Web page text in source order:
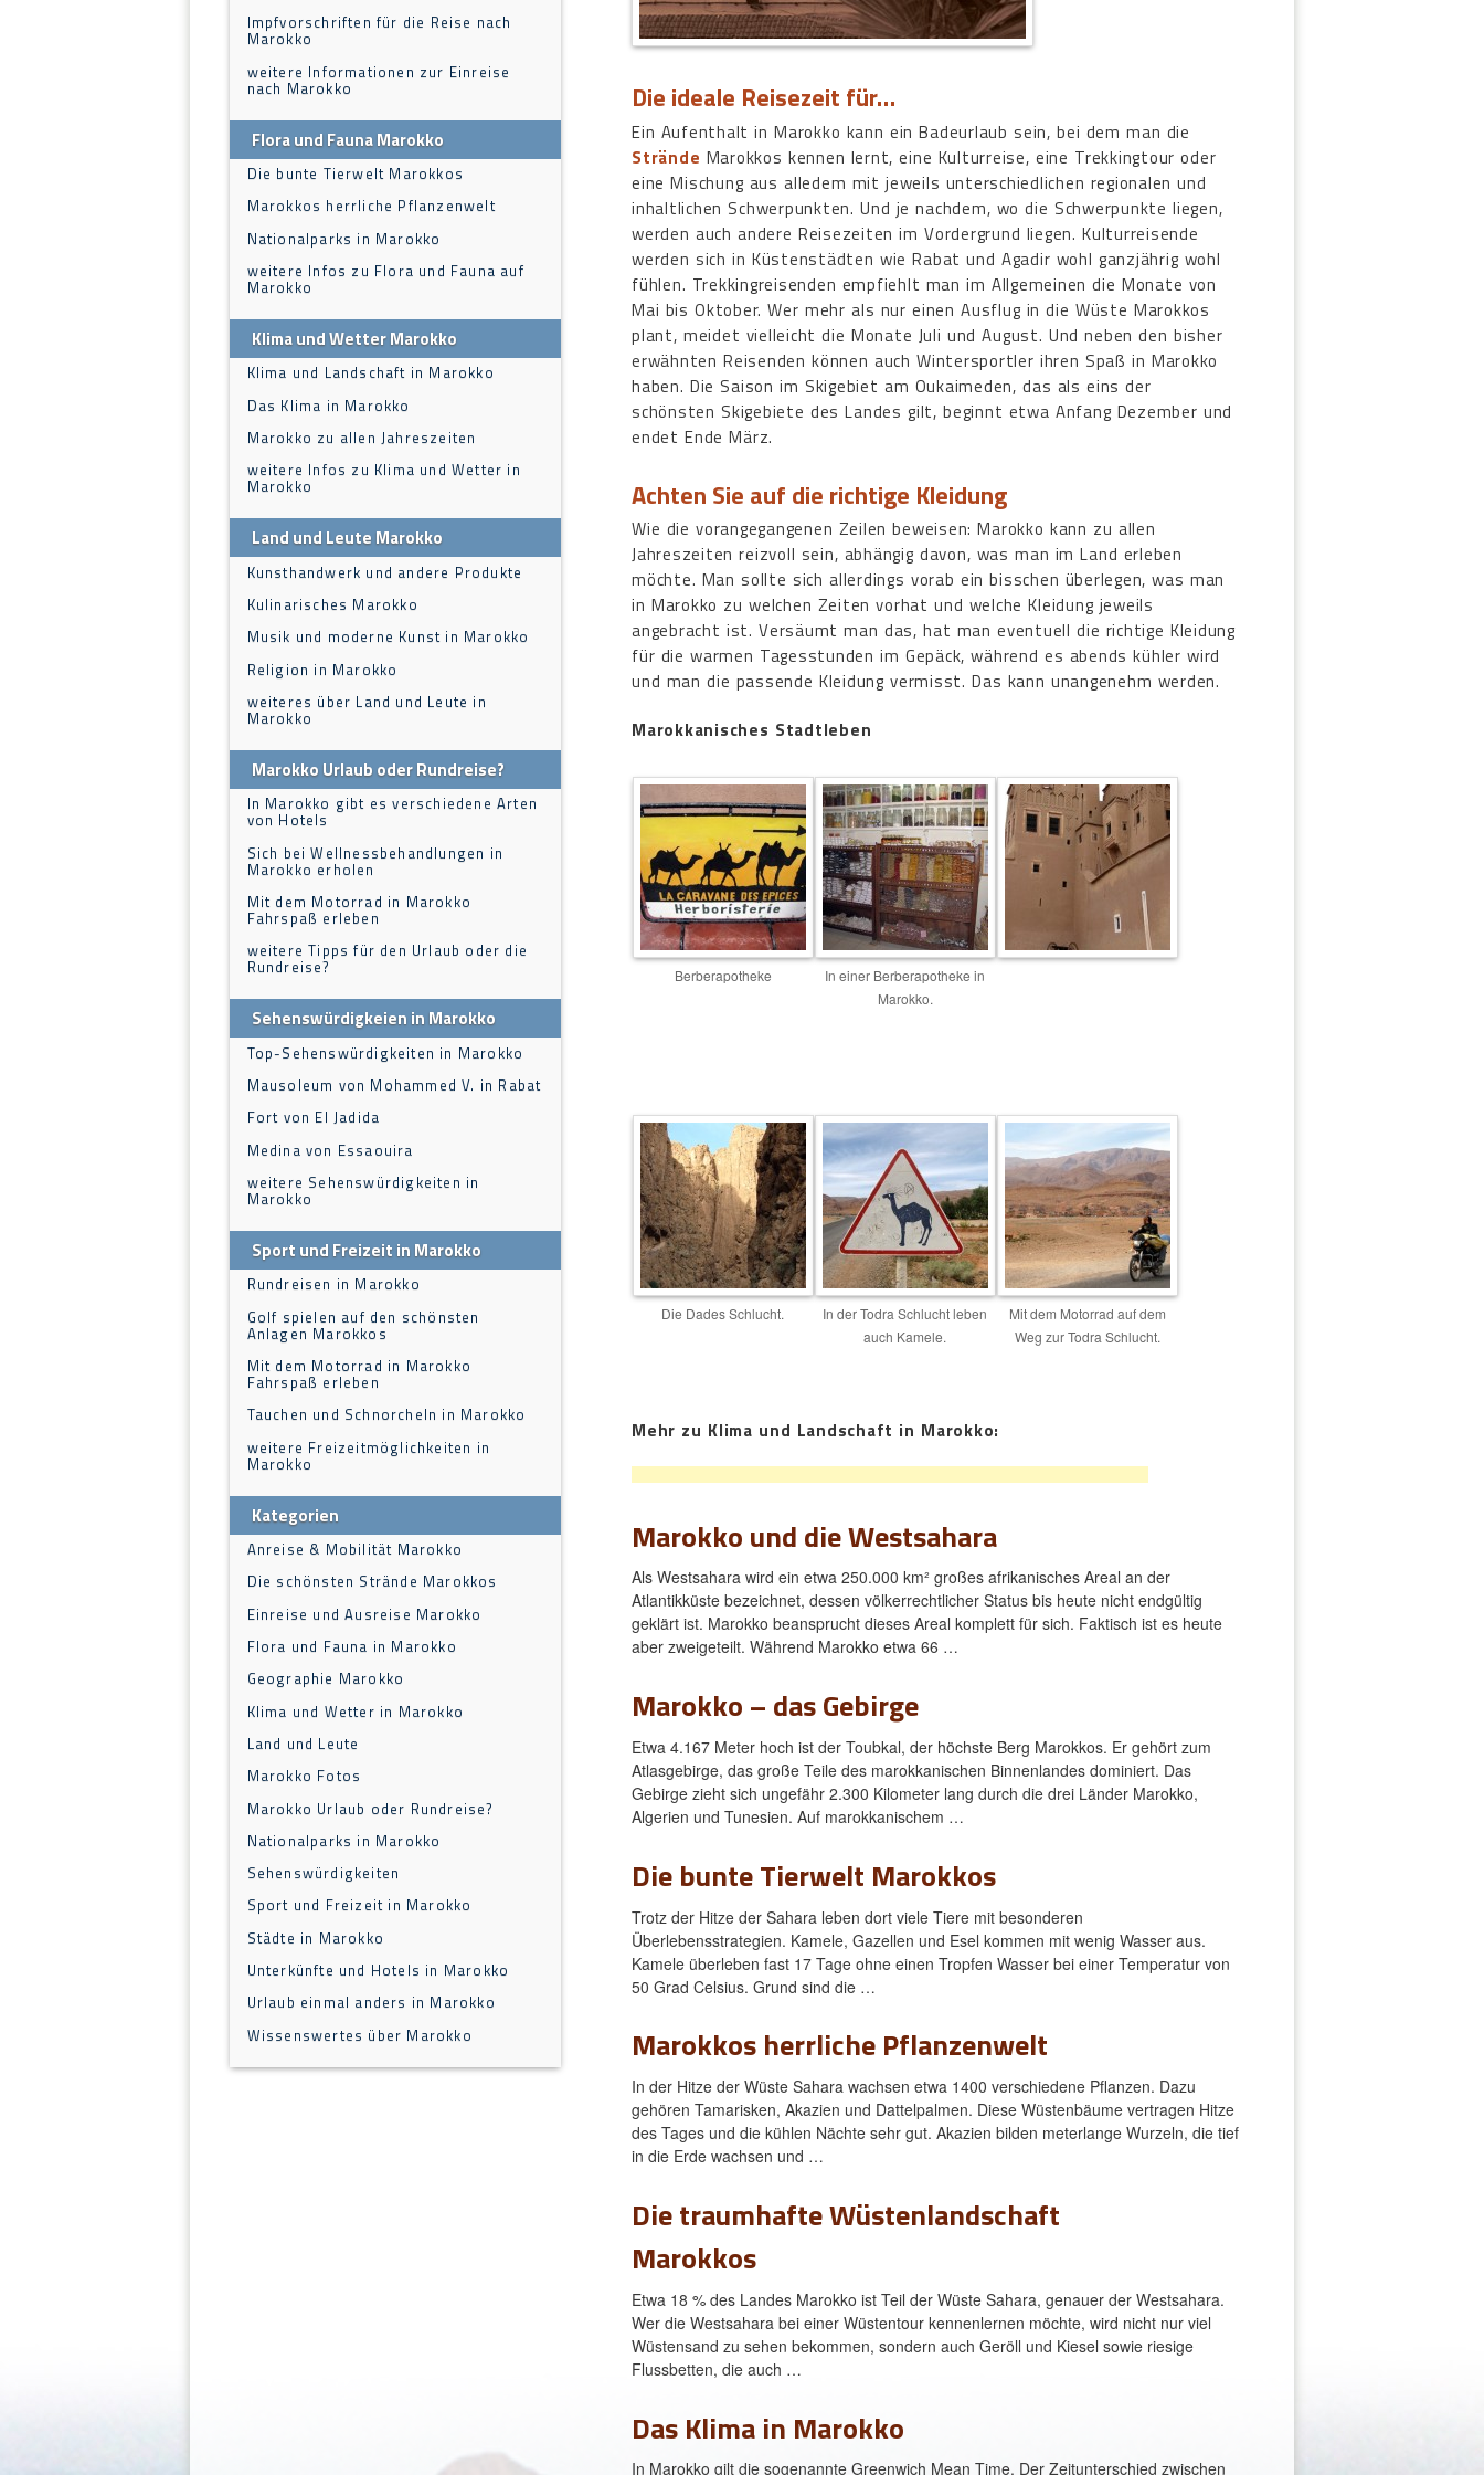
Die ideale Reisezeit für…
Ein Aufenthalt in Marokko kann ein Badeurlaub sein, bei dem man die
Strände Marokkos kennen lernt, eine Kulturreise, eine Trekkingtour oder
eine Mischung aus alledem mit jeweils unterschiedlichen regionalen und
inhaltlichen Schwerpunkten. Und je nachdem, wo die Schwerpunkte liegen,
werden auch andere Reisezeiten im Vordergrund liegen. Kulturreisende
werden sich in Küstenstädten wie Rabat und Agadir wohl ganzjährig wohl
fühlen. Trekkingreisenden empfiehlt man im Allgemeinen die Monate von
Mai bis Oktober. Wer mehr als nur einen Ausflug in die Wüste Marokkos
plant, meidet vielleicht die Monate Juli und August. Und neben den bisher
erwähnten Reisenden können auch Wintersportler ihren Spaß in Marokko
haben. Die Saison im Skigebiet am Oukaimeden, das als eins der
schönsten Skigebiete des Landes gilt, beginnt etwa Anfang Dezember und
endet Ende März.
Achten Sie auf die richtige Kleidung
Wie die vorangegangenen Zeilen beweisen: Marokko kann zu allen
Jahreszeiten reizvoll sein, abhängig davon, was man im Land erleben
möchte. Man sollte sich allerdings vorab ein bisschen überlegen, was man
in Marokko zu welchen Zeiten vorhat und welche Kleidung jeweils
angebracht ist. Versäumt man das, hat man eventuell die richtige Kleidung
für die warmen Tagesstunden im Gepäck, während es abends kühler wird
und man die passende Kleidung vermisst. Das kann unangenehm werden.
Marokkanisches Stadtleben
Berberapotheke
In einer Berberapotheke in
Marokko.
Die Dades Schlucht.
In der Todra Schlucht leben
auch Kamele.
Mit dem Motorrad auf dem
Weg zur Todra Schlucht.
Mehr zu Klima und Landschaft in Marokko:
Marokko und die Westsahara
Als Westsahara wird ein etwa 250.000 km² großes afrikanisches Areal an der
Atlantikküste bezeichnet, dessen völkerrechtlicher Status bis heute nicht endgültig
geklärt ist. Marokko beansprucht dieses Areal komplett für sich. Faktisch ist es heute
aber zweigeteilt. Während Marokko etwa 66 …
Marokko – das Gebirge
Etwa 4.167 Meter hoch ist der Toubkal, der höchste Berg Marokkos. Er gehört zum
Atlasgebirge, das große Teile des marokkanischen Binnenlandes dominiert. Das
Gebirge zieht sich ungefähr 2.300 Kilometer lang durch die drei Länder Marokko,
Algerien und Tunesien. Auf marokkanischem …
Die bunte Tierwelt Marokkos
Trotz der Hitze der Sahara leben dort viele Tiere mit besonderen
Überlebensstrategien. Kamele, Gazellen und Esel kommen mit wenig Wasser aus.
Kamele überleben fast 17 Tage ohne einen Tropfen Wasser bei einer Temperatur von
50 Grad Celsius. Grund sind die …
Marokkos herrliche Pflanzenwelt
In der Hitze der Wüste Sahara wachsen etwa 1400 verschiedene Pflanzen. Dazu
gehören Tamarisken, Akazien und Dattelpalmen. Diese Wüstenbäume vertragen Hitze
des Tages und die kühlen Nächte sehr gut. Akazien bilden meterlange Wurzeln, die tief
in die Erde wachsen und …
Die traumhafte Wüstenlandschaft
Marokkos
Etwa 18 % des Landes Marokko ist Teil der Wüste Sahara, genauer der Westsahara.
Wer die Westsahara bei einer Wüstentour kennenlernen möchte, wird nicht nur viel
Wüstensand zu sehen bekommen, sondern auch Geröll und Kiesel sowie riesige
Flussbetten, die auch …
Das Klima in Marokko
In Marokko gilt die sogenannte Greenwich Mean Time. Der Zeitunterschied zwischen
Impfvorschriften für die Reise nach
Marokko
weitere Informationen zur Einreise
nach Marokko
Flora und Fauna Marokko
Die bunte Tierwelt Marokkos
Marokkos herrliche Pflanzenwelt
Nationalparks in Marokko
weitere Infos zu Flora und Fauna auf
Marokko
Klima und Wetter Marokko
Klima und Landschaft in Marokko
Das Klima in Marokko
Marokko zu allen Jahreszeiten
weitere Infos zu Klima und Wetter in
Marokko
Land und Leute Marokko
Kunsthandwerk und andere Produkte
Kulinarisches Marokko
Musik und moderne Kunst in Marokko
Religion in Marokko
weiteres über Land und Leute in
Marokko
Marokko Urlaub oder Rundreise?
In Marokko gibt es verschiedene Arten
von Hotels
Sich bei Wellnessbehandlungen in
Marokko erholen
Mit dem Motorrad in Marokko
Fahrspaß erleben
weitere Tipps für den Urlaub oder die
Rundreise?
Sehenswürdigkeien in Marokko
Top-Sehenswürdigkeiten in Marokko
Mausoleum von Mohammed V. in Rabat
Fort von El Jadida
Medina von Essaouira
weitere Sehenswürdigkeiten in
Marokko
Sport und Freizeit in Marokko
Rundreisen in Marokko
Golf spielen auf den schönsten
Anlagen Marokkos
Mit dem Motorrad in Marokko
Fahrspaß erleben
Tauchen und Schnorcheln in Marokko
weitere Freizeitmöglichkeiten in
Marokko
Kategorien
Anreise & Mobilität Marokko
Die schönsten Strände Marokkos
Einreise und Ausreise Marokko
Flora und Fauna in Marokko
Geographie Marokko
Klima und Wetter in Marokko
Land und Leute
Marokko Fotos
Marokko Urlaub oder Rundreise?
Nationalparks in Marokko
Sehenswürdigkeiten
Sport und Freizeit in Marokko
Städte in Marokko
Unterkünfte und Hotels in Marokko
Urlaub einmal anders in Marokko
Wissenswertes über Marokko